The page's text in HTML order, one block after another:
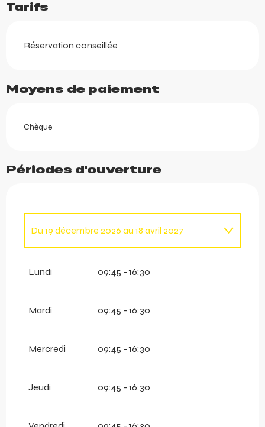
Tarifs
Réservation conseillée
Moyens de paiement
Chèque
Périodes d'ouverture
Du19 décembre 2026 au18 avril 2027
Lundi 09:45 - 16:30
Mardi 09:45 - 16:30
Mercredi 09:45 - 16:30
Jeudi 09:45 - 16:30